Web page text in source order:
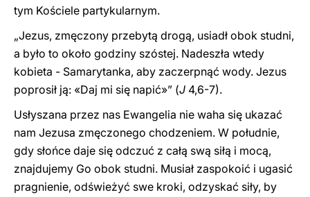
tym Kościele partykularnym.
„Jezus, zmęczony przebytą drogą, usiadł obok studni,
a było to około godziny szóstej. Nadeszła wtedy
kobieta - Samarytanka, aby zaczerpnąć wody. Jezus
poprosił ją: «Daj mi się napić»” (J 4,6-7).
Usłyszana przez nas Ewangelia nie waha się ukazać
nam Jezusa zmęczonego chodzeniem. W południe,
gdy słońce daje się odczuć z całą swą siłą i mocą,
znajdujemy Go obok studni. Musiał zaspokoić i ugasić
pragnienie, odświeżyć swe kroki, odzyskać siły, by